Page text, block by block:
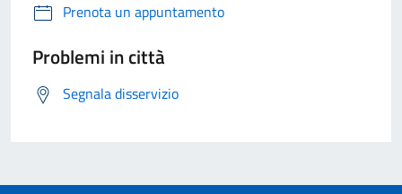
Prenota un appuntamento
Problemi in città
Segnala disservizio